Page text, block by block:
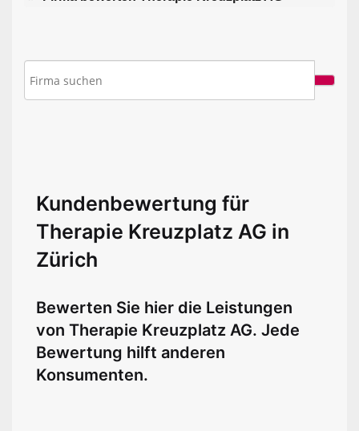
Kundenbewertung für
Therapie Kreuzplatz AG in
Zürich
Bewerten Sie hier die Leistungen
von Therapie Kreuzplatz AG. Jede
Bewertung hilft anderen
Konsumenten.